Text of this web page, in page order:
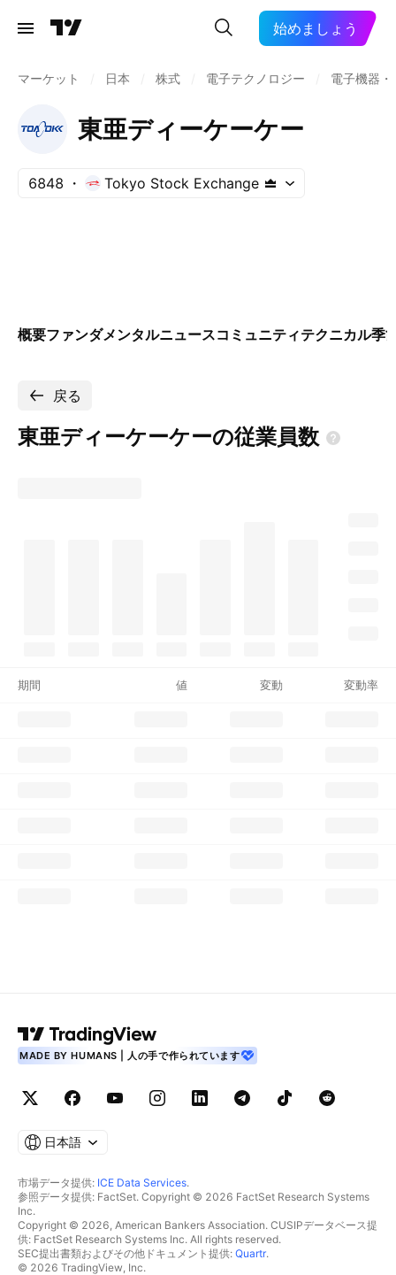
始めましょう
マーケット 日本 株式 電子テクノロジー 電子機器・
東亜ディーケーケー
6848 Tokyo Stock Exchange
概要ファンダメンタルニュースコミュニティテクニカル季
戻る
東亜ディーケーケーの従業員数
期間 値 変動 変動率
MADE BY HUMANS | 人の手で作られています
日本語
市場データ提供: ICE Data Services.
参照データ提供: FactSet. Copyright © 2026 FactSet Research Systems
Inc.
Copyright © 2026, American Bankers Association. CUSIPデータベース提
供: FactSet Research Systems Inc. All rights reserved.
SEC提出書類およびその他ドキュメント提供: Quartr.
© 2026 TradingView, Inc.